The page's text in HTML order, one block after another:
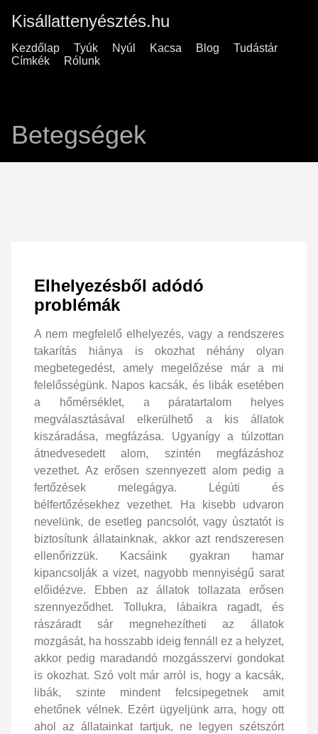
Kisállattenyésztés.hu
Kezdőlap Tyúk Nyúl Kacsa Blog
Tudástár
Címkék
Rólunk
Betegségek
Elhelyezésből adódó
problémák
A nem megfelelő elhelyezés, vagy a rendszeres
takarítás hiánya is okozhat néhány olyan
megbetegedést, amely megelőzése már a mi
felelősségünk. Napos kacsák, és libák esetében
a hőmérséklet, a páratartalom helyes
megválasztásával elkerülhető a kis állatok
kiszáradása, megfázása. Ugyanígy a túlzottan
átnedvesedett alom, szintén megfázáshoz
vezethet. Az erősen szennyezett alom pedig a
fertőzések melegágya. Légúti és
bélfertőzésekhez vezethet. Ha kisebb udvaron
nevelünk, de esetleg pancsolót, vagy úsztatót is
biztosítunk állatainknak, akkor azt rendszeresen
ellenőrizzük. Kacsáink gyakran hamar
kipancsolják a vizet, nagyobb mennyiségű sarat
előidézve. Ebben az állatok tollazata erősen
szennyeződhet. Tollukra, lábaikra ragadt, és
rászáradt sár megnehezítheti az állatok
mozgását, ha hosszabb ideig fennáll ez a helyzet,
akkor pedig maradandó mozgásszervi gondokat
is okozhat. Szó volt már arról is, hogy a kacsák,
libák, szinte mindent felcsipegetnek amit
ehetőnek vélnek. Ezért ügyeljünk arra, hogy ott
ahol az állatainkat tartjuk, ne legyen szétszórt